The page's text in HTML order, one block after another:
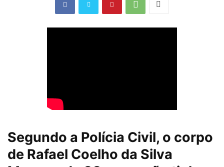
Segundo a Polícia Civil, o corpo
de Rafael Coelho da Silva